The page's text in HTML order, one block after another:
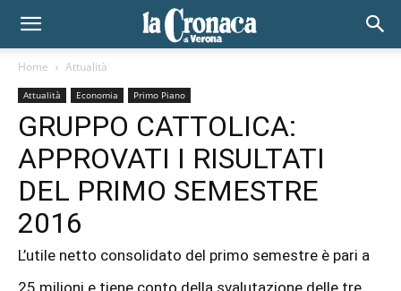
Home Attualità
Attualità Economia Primo Piano
GRUPPO CATTOLICA:
APPROVATI I RISULTATI
DEL PRIMO SEMESTRE
2016
L’utile netto consolidato del primo semestre è pari a
25 milioni e tiene conto della svalutazione delle tre